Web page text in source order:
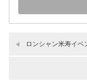
ロンシャン米寿イベ